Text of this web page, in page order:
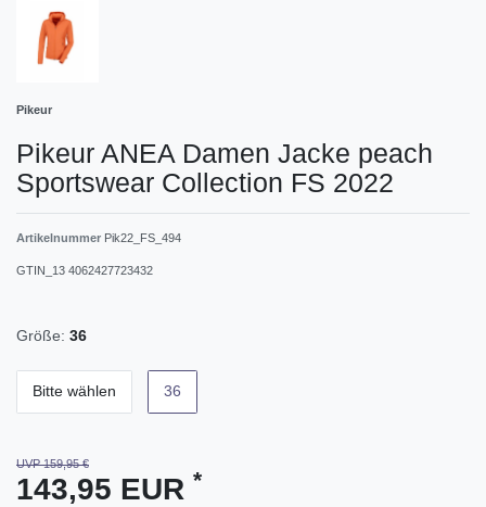
Pikeur
Pikeur ANEA Damen Jacke peach
Sportswear Collection FS 2022
Artikelnummer Pik22_FS_494
GTIN_13 4062427723432
Größe: 36
Bitte wählen 36
UVP 159,95 €
143,95 EUR *